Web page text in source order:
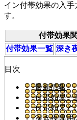
イン付帯効果の入
す。
付帯効果
付帯効果一覧 深き
目次
最新情報
付帯効果一
付帯効果と
深き夜専用